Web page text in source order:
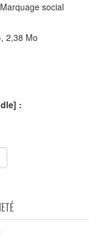
social
2,38 Mo
: